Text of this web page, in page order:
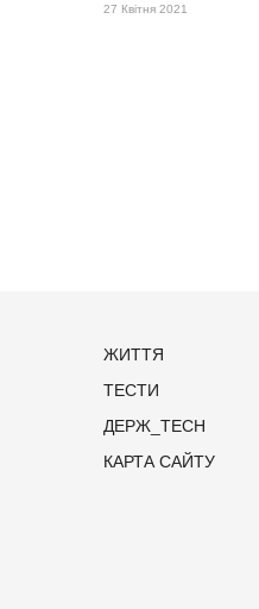
27 Квітня 2021
ЖИТТЯ
ТЕСТИ
ДЕРЖ_TECH
КАРТА САЙТУ